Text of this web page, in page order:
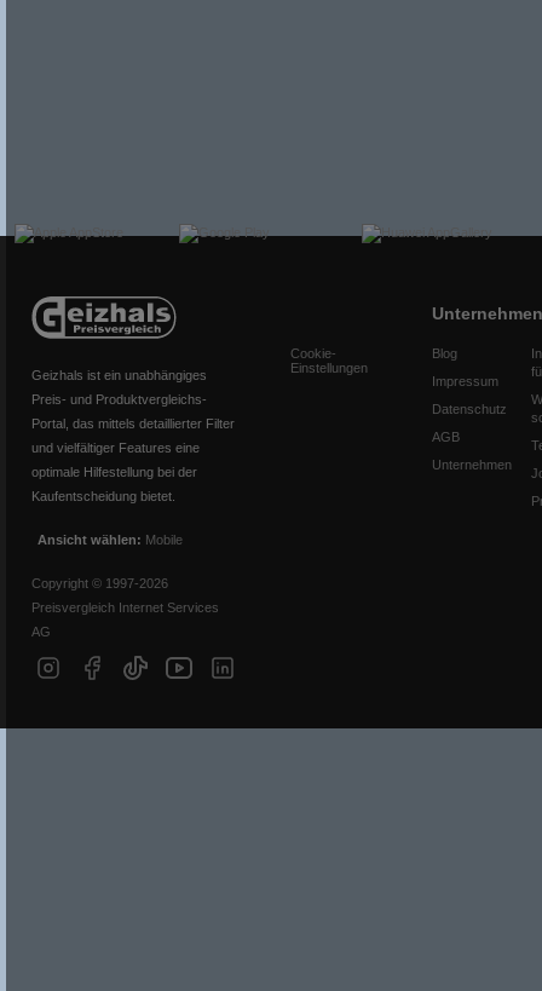
Geizhals ist ein unabhängiges
Preis- und Produktvergleichs-
Portal, das mittels detaillierter Filter
und vielfältiger Features eine
optimale Hilfestellung bei der
Kaufentscheidung bietet.
Ansicht wählen: Mobile
Copyright © 1997-2026
Preisvergleich Internet Services
AG
Cookie-
Einstellungen
Unternehmen
Blog
Impressum
Datenschutz
AGB
Unternehmen